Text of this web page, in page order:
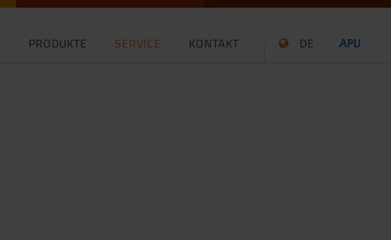
PRODUKTE SERVICE KONTAKT DE